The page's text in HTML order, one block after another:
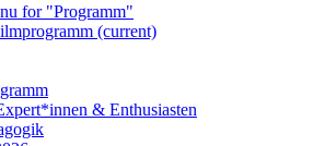
for "Programm"
(current)
& Enthusiasten